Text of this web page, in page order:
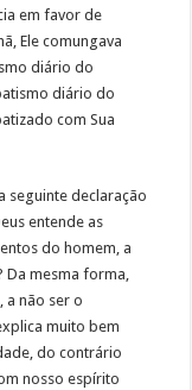
em favor de
Ele comungava
diário do
diário do
com Sua
seguinte declaração
entende as
do homem, a
Da mesma forma,
a não ser o
muito bem
do contrário
nosso espírito